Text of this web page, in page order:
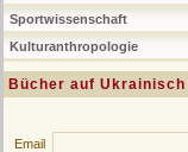
Sportwissenschaft
Kulturanthropologie
Bücher auf Ukrainisch
Email